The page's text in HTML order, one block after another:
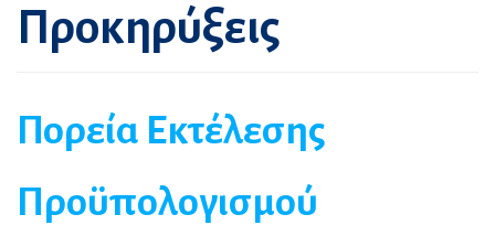
Προκηρύξεις
Πορεία Εκτέλεσης
Προϋπολογισμού